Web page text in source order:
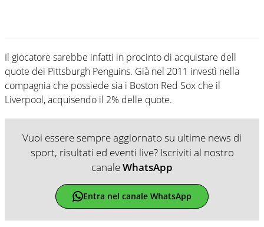
Il giocatore sarebbe infatti in procinto di acquistare dell
quote dei Pittsburgh Penguins. Già nel 2011 investì nella
compagnia che possiede sia i Boston Red Sox che il
Liverpool, acquisendo il 2% delle quote.
Vuoi essere sempre aggiornato su ultime news di
sport, risultati ed eventi live? Iscriviti al nostro
canaleWhatsApp
Entra nel canale WhatsApp